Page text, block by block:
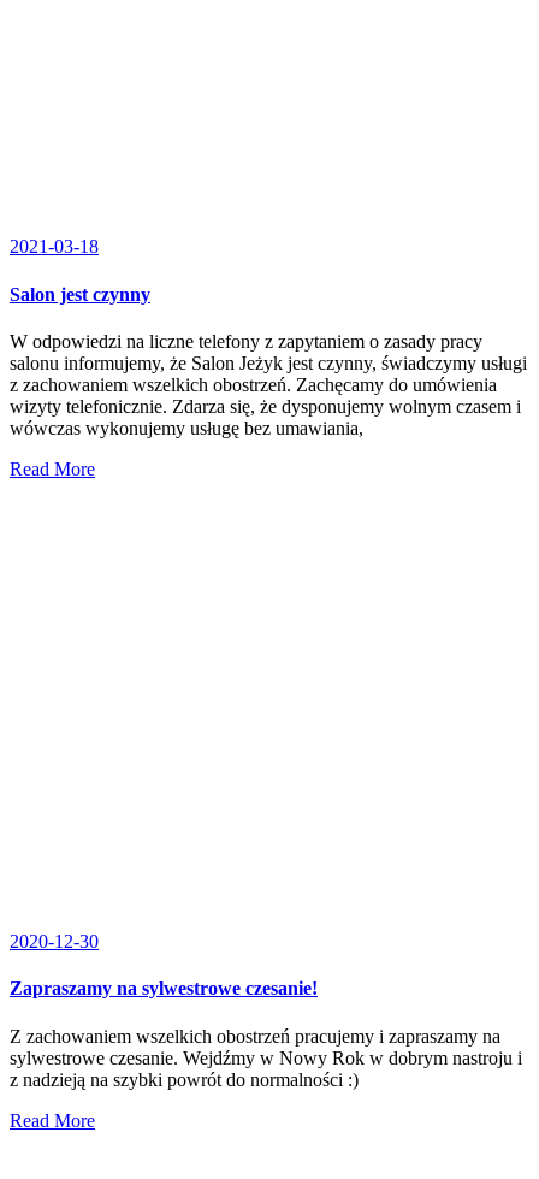
2021-03-18
Salon jest czynny
W odpowiedzi na liczne telefony z zapytaniem o zasady pracy
salonu informujemy, że Salon Jeżyk jest czynny, świadczymy usługi
z zachowaniem wszelkich obostrzeń. Zachęcamy do umówienia
wizyty telefonicznie. Zdarza się, że dysponujemy wolnym czasem i
wówczas wykonujemy usługę bez umawiania,
Read More
2020-12-30
Zapraszamy na sylwestrowe czesanie!
Z zachowaniem wszelkich obostrzeń pracujemy i zapraszamy na
sylwestrowe czesanie. Wejdźmy w Nowy Rok w dobrym nastroju i
z nadzieją na szybki powrót do normalności :)
Read More